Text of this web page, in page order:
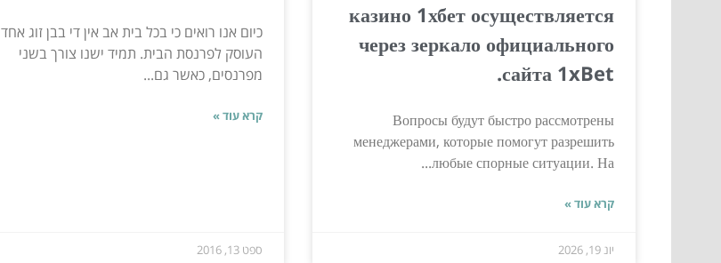
казино 1хбет осуществляется
через зеркало официального
сайта 1xBet.
Вопросы будут быстро рассмотрены
менеджерами, которые помогут разрешить
любые спорные ситуации. На...
קרא עוד »
יונ 19, 2026
כיום אנו רואים כי בכל בית אב אין די בבן זוג אחד
העוסק לפרנסת הבית. תמיד ישנו צורך בשני
מפרנסים, כאשר גם...
קרא עוד »
ספט 13, 2016